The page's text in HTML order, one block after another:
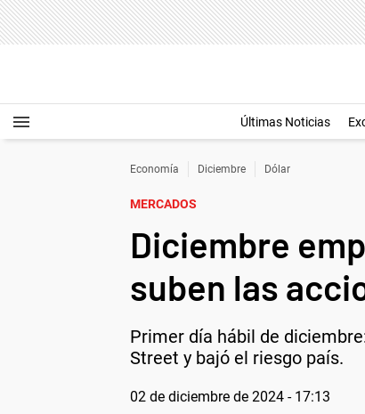
Últimas Noticias
Economía Diciembre Dólar
MERCADOS
Diciembre
suben las
Primer día hábil de
Street y bajó el riesgo país.
02 de diciembre de 2024 - 17:13